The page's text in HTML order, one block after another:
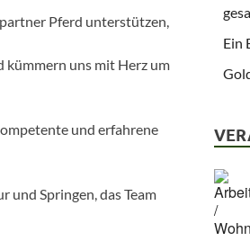
Pferd unterstützen,
kümmern uns mit Herz um
und erfahrene
Springen, das Team
Ein